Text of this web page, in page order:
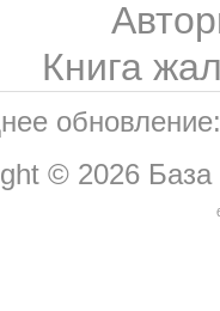
Книга
© 2026 База